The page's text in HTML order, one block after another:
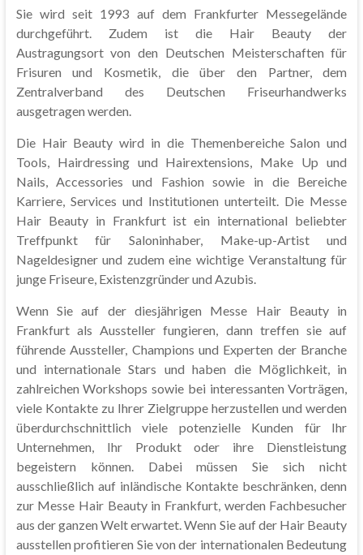
Sie wird seit 1993 auf dem Frankfurter Messegelände
durchgeführt. Zudem ist die Hair Beauty der
Austragungsort von den Deutschen Meisterschaften für
Frisuren und Kosmetik, die über den Partner, dem
Zentralverband des Deutschen Friseurhandwerks
ausgetragen werden.
Die Hair Beauty wird in die Themenbereiche Salon und
Tools, Hairdressing und Hairextensions, Make Up und
Nails, Accessories und Fashion sowie in die Bereiche
Karriere, Services und Institutionen unterteilt. Die Messe
Hair Beauty in Frankfurt ist ein international beliebter
Treffpunkt für Saloninhaber, Make-up-Artist und
Nageldesigner und zudem eine wichtige Veranstaltung für
junge Friseure, Existenzgründer und Azubis.
Wenn Sie auf der diesjährigen Messe Hair Beauty in
Frankfurt als Aussteller fungieren, dann treffen sie auf
führende Aussteller, Champions und Experten der Branche
und internationale Stars und haben die Möglichkeit, in
zahlreichen Workshops sowie bei interessanten Vorträgen,
viele Kontakte zu Ihrer Zielgruppe herzustellen und werden
überdurchschnittlich viele potenzielle Kunden für Ihr
Unternehmen, Ihr Produkt oder ihre Dienstleistung
begeistern können. Dabei müssen Sie sich nicht
ausschließlich auf inländische Kontakte beschränken, denn
zur Messe Hair Beauty in Frankfurt, werden Fachbesucher
aus der ganzen Welt erwartet. Wenn Sie auf der Hair Beauty
ausstellen profitieren Sie von der internationalen Bedeutung